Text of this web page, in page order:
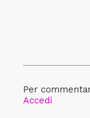
Per
Accedi